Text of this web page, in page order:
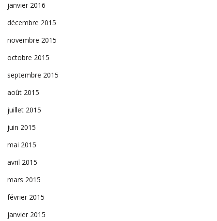
janvier 2016
décembre 2015
novembre 2015
octobre 2015
septembre 2015
août 2015
juillet 2015
juin 2015
mai 2015
avril 2015
mars 2015
février 2015
janvier 2015